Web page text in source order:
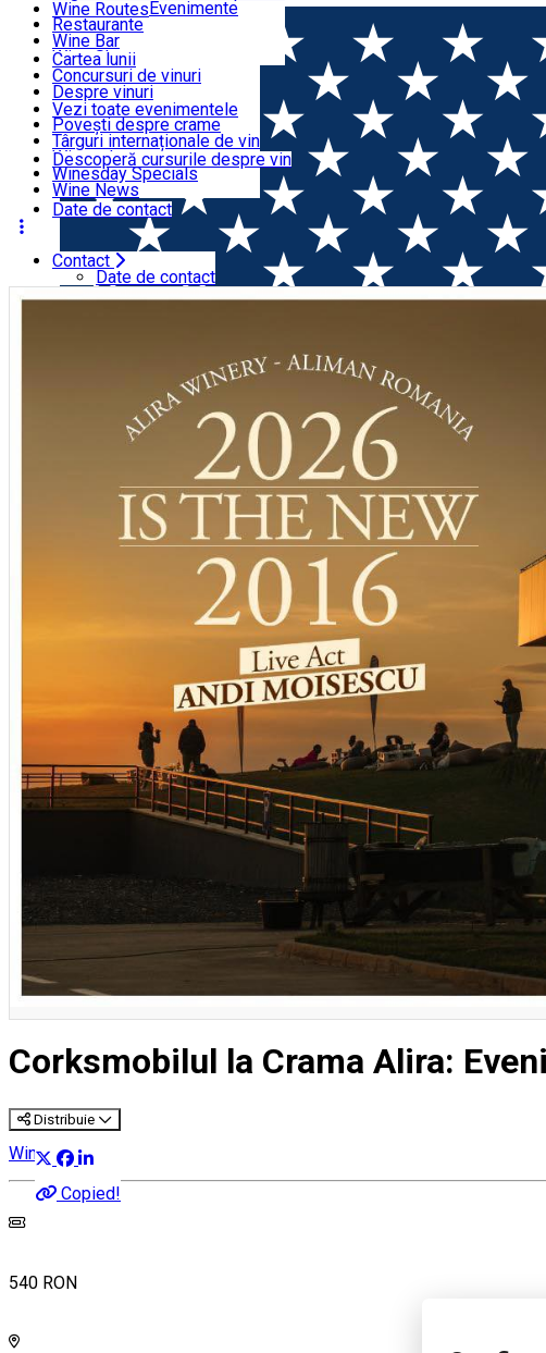
Articole
Evenimente
Cursuri despre vin
Contact
Organizatori Evenimente
Restaurante
Wine Bar
Wine Shops
Wine Routes
Cartea lunii
Concursuri de vinuri
Despre vinuri
Lansări de vinuri
Povești despre crame
Târguri internaționale de vin
Wine tales
Winesday Specials
Wine News
Vezi toate evenimentele
Descoperă cursurile despre vin
Date de contact
Contact
Date de contact
Acasă Wine Trip Corksmobilul la Crama Alira: Eveniment ‘2026
Corksmobilul la Crama Alira:
Distribuie
Copied!
Wine Trip
540 RON